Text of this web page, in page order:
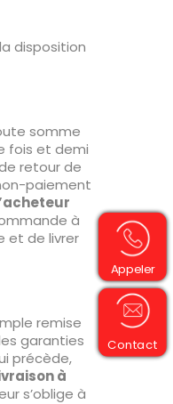
disposition
somme
fois et demi
retour de
paiement
à
et de livrer
remise
garanties
précède,
à
s’oblige à
Appeler
Contact